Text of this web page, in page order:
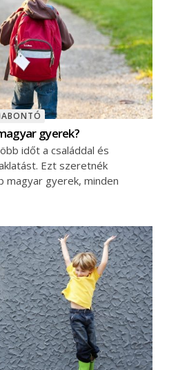
gyerek?
időt a családdal és
Ezt szeretnék
magyar gyerek, minden